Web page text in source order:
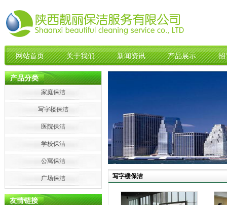
网站首页 关于我们 新闻资讯 产品展示 招
产品分类
家庭保洁
写字楼保洁
医院保洁
学校保洁
公寓保洁
广场保洁
友情链接
写字楼保洁